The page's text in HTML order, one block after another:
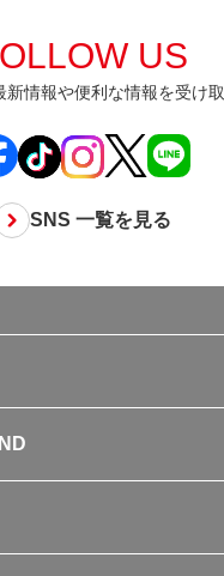
US
新情報や便利な情報を受け
SNS 一覧を見る